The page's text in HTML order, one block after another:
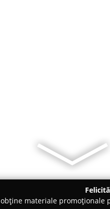
materiale promoționale